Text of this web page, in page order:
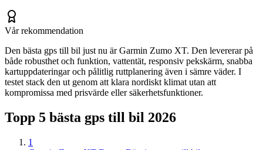
Vår rekommendation
Den bästa gps till bil just nu är Garmin Zumo XT. Den levererar på
både robusthet och funktion, vattentät, responsiv pekskärm, snabba
kartuppdateringar och pålitlig ruttplanering även i sämre väder. I
testet stack den ut genom att klara nordiskt klimat utan att
kompromissa med prisvärde eller säkerhetsfunktioner.
Topp 5 bästa gps till bil 2026
1